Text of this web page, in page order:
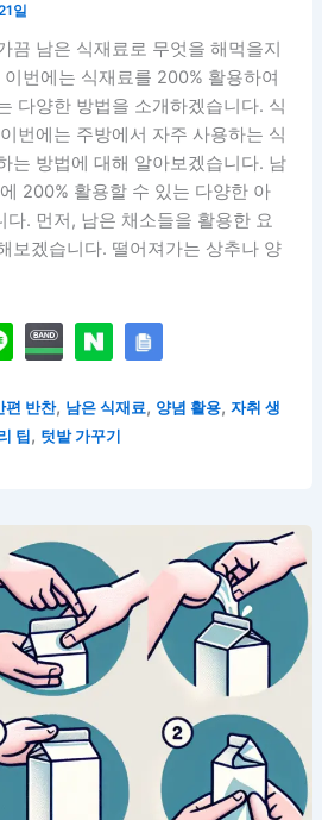
일
끔 남은 식재료로 무엇을 해먹을지
번에는 식재료를 200% 활용하여
다양한 방법을 소개하겠습니다. 식
번에는 주방에서 자주 사용하는 식
는 방법에 대해 알아보겠습니다. 남
200% 활용할 수 있는 다양한 아
다. 먼저, 남은 채소들을 활용한 요
보겠습니다. 떨어져가는 상추나 양
편 반찬, 남은 식재료, 양념 활용, 자취 생
팁, 텃밭 가꾸기